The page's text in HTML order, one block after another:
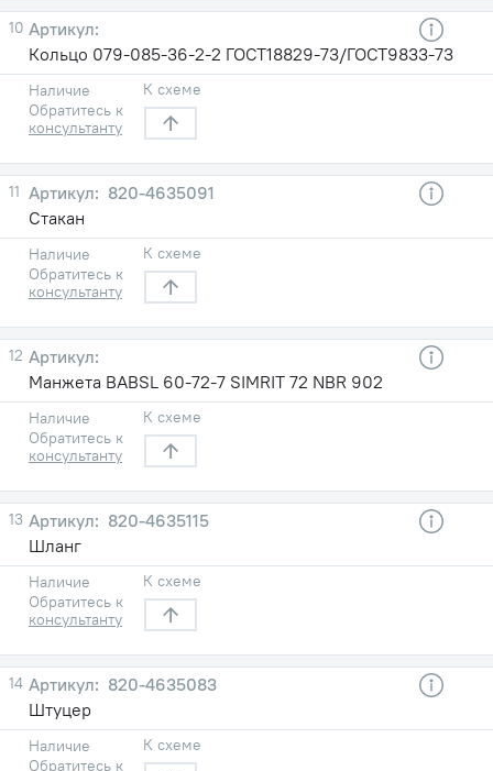
10
Кольцо 079-085-36-2-2 ГОСТ18829-73/ГОСТ9833-73
Наличие
Обратитесь к
консультанту
К схеме
11
820-4635091
Стакан
Наличие
Обратитесь к
консультанту
К схеме
12
Манжета BABSL 60-72-7 SIMRIT 72 NBR 902
Наличие
Обратитесь к
консультанту
К схеме
13
820-4635115
Шланг
Наличие
Обратитесь к
консультанту
К схеме
14
820-4635083
Штуцер
Наличие
Обратитесь к
К схеме